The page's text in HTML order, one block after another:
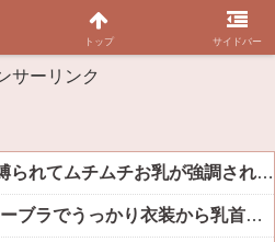
サーリンク
【画像】 吉川愛さん(26)、縛られてムチムチお乳が強調されてしまう
【動画】 女子アナさん、ノーブラでうっかり衣装から乳首が透けてしまう放送事故ｗｗｗ
トップ サイドバー